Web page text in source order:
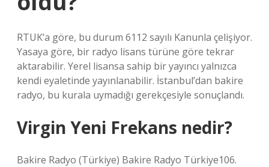
RTUK’a göre, bu durum 6112 sayılı Kanunla çelişiyor.
Yasaya göre, bir radyo lisans türüne göre tekrar
aktarabilir. Yerel lisansa sahip bir yayıncı yalnızca
kendi eyaletinde yayınlanabilir. İstanbul’dan bakire
radyo, bu kurala uymadığı gerekçesiyle sonuçlandı.
Virgin Yeni Frekans nedir?
Bakire Radyo (Türkiye) Bakire Radyo Türkiye106.